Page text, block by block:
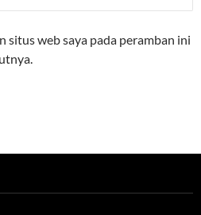
situs web saya pada peramban ini